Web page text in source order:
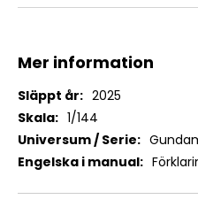
Mer information
Mer
information
2025
1/144